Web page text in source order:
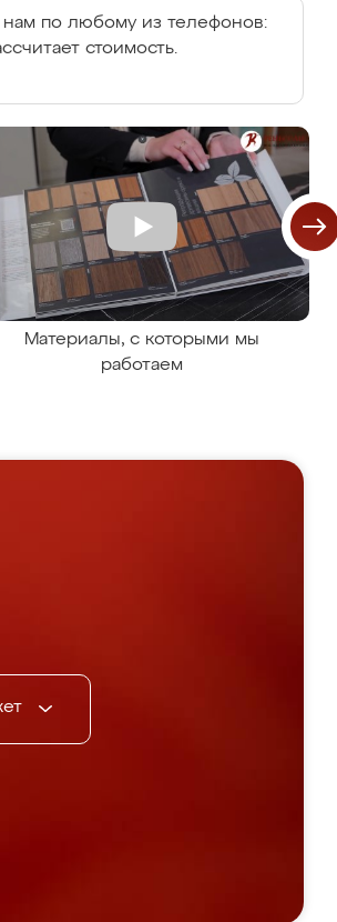
по любому из телефонов:
стоимость.
Материалы, с которыми мы
работаем